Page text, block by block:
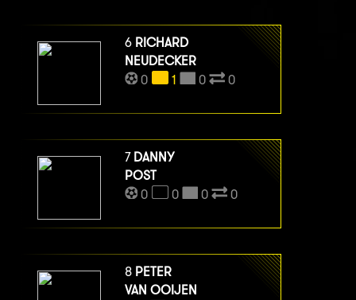
6 RICHARD
NEUDECKER
0
1 0 0
7 DANNY
POST
0
0 0 0
8 PETER
VAN OOIJEN